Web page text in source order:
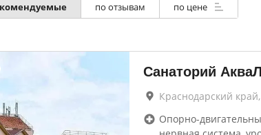
по отзывам по цене
Санаторий
Краснодарский
Опорно-